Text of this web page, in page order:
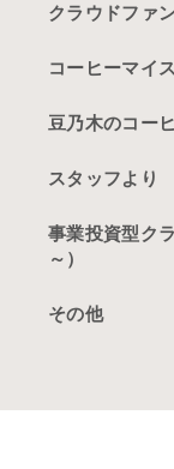
クラウドファ
コーヒーマイ
豆乃木のコー
スタッフより
事業投資型ク
～）
その他